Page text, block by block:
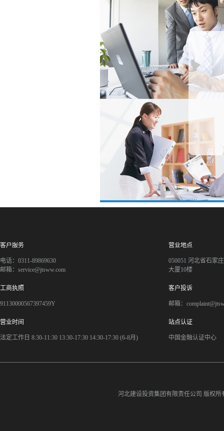
客户服务
电话：0311-89869630
邮箱：service@jtsww.com
营业地点
050051 河北省石家
大厦10楼
工商执照
91130000567397459Y
客户投诉
邮箱：
营业时间
法定工作日 8:30-11:30 13:30-17:30 14:30-17:30 (6-8月)
站点认证
中国金融认证中心
河北建设投资集团有限责任公司 版权所